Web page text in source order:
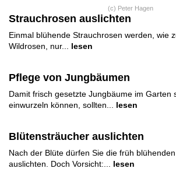
(c) Peter Hagen
Strauchrosen auslichten
Einmal blühende Strauchrosen werden, wie
Wildrosen, nur...
lesen
Pflege von Jungbäumen
Damit frisch gesetzte Jungbäume im Garten
einwurzeln können, sollten...
lesen
Blütensträucher auslichten
Nach der Blüte dürfen Sie die früh
auslichten. Doch Vorsicht:...
lesen